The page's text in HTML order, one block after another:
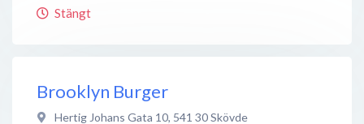
Stängt
Brooklyn Burger
Hertig Johans Gata 10, 541 30Skövde